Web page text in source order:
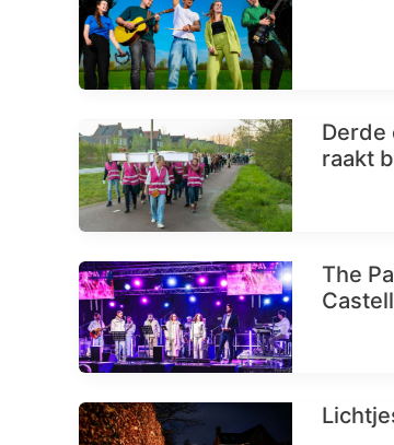
Derde
raakt
The